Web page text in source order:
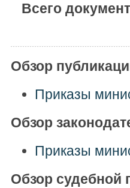
Всего
Обзор
Приказы
Обзор
Приказы
Обзор судебной